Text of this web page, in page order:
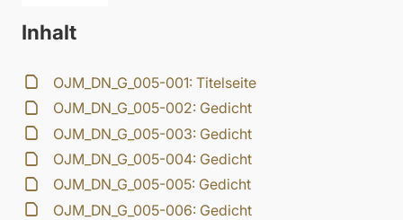
Inhalt
OJM_DN_G_005-001: Titelseite
OJM_DN_G_005-002: Gedicht
OJM_DN_G_005-003: Gedicht
OJM_DN_G_005-004: Gedicht
OJM_DN_G_005-005: Gedicht
OJM_DN_G_005-006: Gedicht